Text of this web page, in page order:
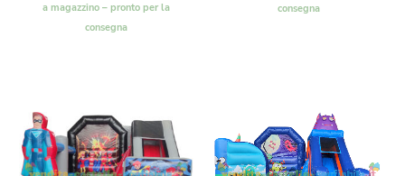
a magazzino – pronto per la
consegna
consegna